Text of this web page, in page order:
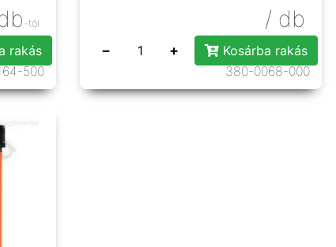
-tól
rakás
500
/ db
− +
Kosárba rakás
380-0068-000